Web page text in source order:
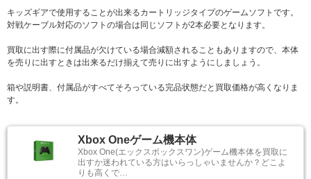
キッズギアで使用することが出来るカートリッジタイプのゲームソフトです。
対戦ケーブル対応のソフトの場合は同じソフトが2本必要となります。
買取に出す際に付属品が欠けている場合減額されることもありますので、本体
を売りに出すときは出来るだけ揃えて売りに出すようにしましょう。
箱や説明書、付属品がすべてそろっている完品状態だと買取価格が高くなりま
す。
Xbox Oneゲーム機本体
Xbox One(エックスボックスワン)ゲーム機本体を買取に
出すか迷われている方はいらっしゃいませんか？どこよ
りも高くで…